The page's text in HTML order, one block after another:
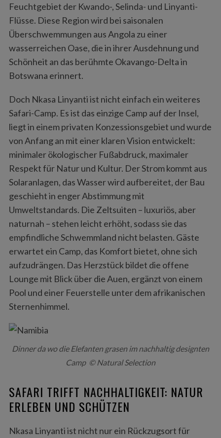
Feuchtgebiet der Kwando-, Selinda- und Linyanti-
Flüsse. Diese Region wird bei saisonalen
Überschwemmungen aus Angola zu einer
wasserreichen Oase, die in ihrer Ausdehnung und
Schönheit an das berühmte Okavango-Delta in
Botswana erinnert.
Doch Nkasa Linyanti ist nicht einfach ein weiteres
Safari-Camp. Es ist das einzige Camp auf der Insel,
liegt in einem privaten Konzessionsgebiet und wurde
von Anfang an mit einer klaren Vision entwickelt:
minimaler ökologischer Fußabdruck, maximaler
Respekt für Natur und Kultur. Der Strom kommt aus
Solaranlagen, das Wasser wird aufbereitet, der Bau
geschieht in enger Abstimmung mit
Umweltstandards. Die Zeltsuiten – luxuriös, aber
naturnah – stehen leicht erhöht, sodass sie das
empfindliche Schwemmland nicht belasten. Gäste
erwartet ein Camp, das Komfort bietet, ohne sich
aufzudrängen. Das Herzstück bildet die offene
Lounge mit Blick über die Auen, ergänzt von einem
Pool und einer Feuerstelle unter dem afrikanischen
Sternenhimmel.
Dinner da wo die Elefanten grasen im nachhaltig designten
Camp © Natural Selection
SAFARI TRIFFT NACHHALTIGKEIT: NATUR
ERLEBEN UND SCHÜTZEN
Nkasa Linyanti ist nicht nur ein Rückzugsort für